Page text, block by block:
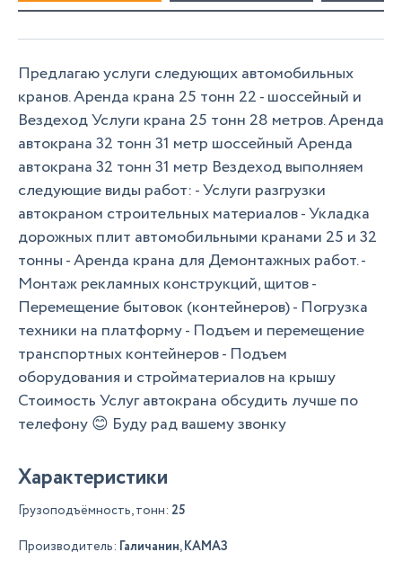
Предлагаю услуги следующих автомобильных
кранов. Аренда крана 25 тонн 22 - шоссейный и
Вездеход Услуги крана 25 тонн 28 метров. Аренда
автокрана 32 тонн 31 метр шоссейный Аренда
автокрана 32 тонн 31 метр Вездеход выполняем
следующие виды работ: - Услуги разгрузки
автокраном строительных материалов - Укладка
дорожных плит автомобильными кранами 25 и 32
тонны - Аренда крана для Демонтажных работ. -
Монтаж рекламных конструкций, щитов -
Перемещение бытовок (контейнеров) - Погрузка
техники на платформу - Подъем и перемещение
транспортных контейнеров - Подъем
оборудования и стройматериалов на крышу
Стоимость Услуг автокрана обсудить лучше по
телефону 😊 Буду рад вашему звонку
Характеристики
Грузоподъёмность, тонн: 25
Производитель: Галичанин, КАМАЗ